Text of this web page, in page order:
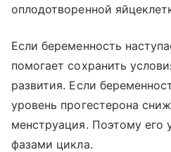
оплодотворенной
Если беременность
помогает сохранить
развития. Если
уровень прогестерона
менструация. Поэтому его
фазами цикла.